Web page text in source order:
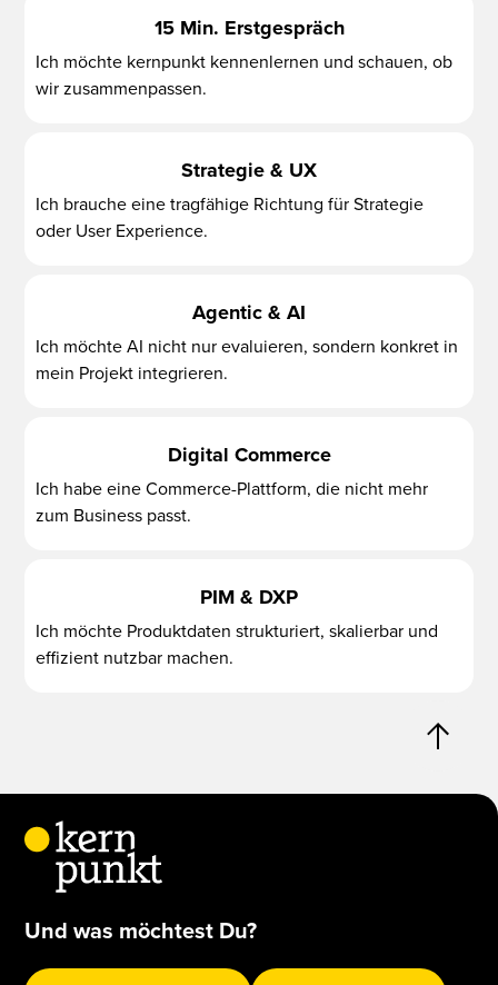
15 Min. Erstgespräch
Ich möchte kernpunkt kennenlernen und schauen, ob
wir zusammenpassen.
Strategie & UX
Ich brauche eine tragfähige Richtung für Strategie
oder User Experience.
Agentic & AI
Ich möchte AI nicht nur evaluieren, sondern konkret in
mein Projekt integrieren.
Digital Commerce
Ich habe eine Commerce-Plattform, die nicht mehr
zum Business passt.
PIM & DXP
Ich möchte Produktdaten strukturiert, skalierbar und
effizient nutzbar machen.
Und was möchtest Du?